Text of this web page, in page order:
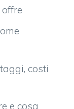
costi
e cosa